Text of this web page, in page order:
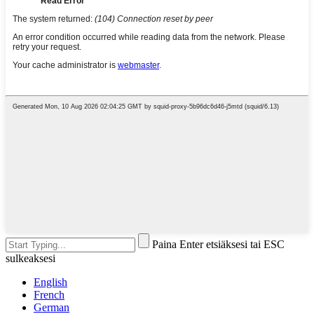
Paina Enter etsiäksesi tai ESC
sulkeaksesi
English
French
German